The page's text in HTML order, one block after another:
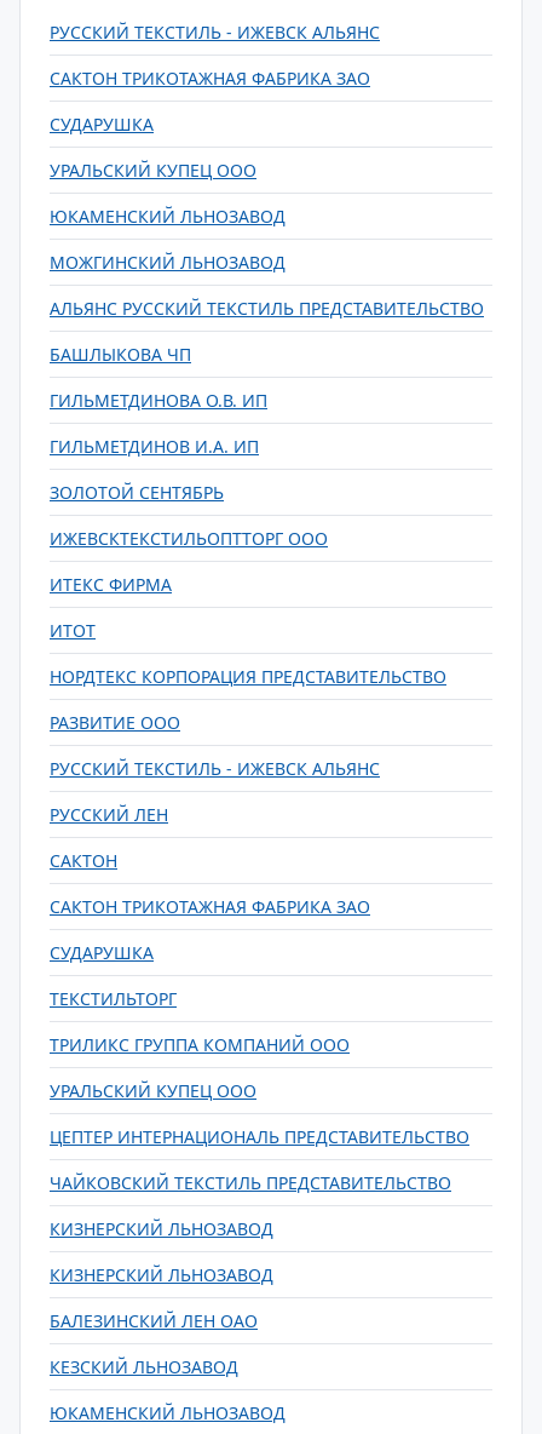
РУССКИЙ ТЕКСТИЛЬ - ИЖЕВСК АЛЬЯНС
САКТОН ТРИКОТАЖНАЯ ФАБРИКА ЗАО
СУДАРУШКА
УРАЛЬСКИЙ КУПЕЦ ООО
ЮКАМЕНСКИЙ ЛЬНОЗАВОД
МОЖГИНСКИЙ ЛЬНОЗАВОД
АЛЬЯНС РУССКИЙ ТЕКСТИЛЬ ПРЕДСТАВИТЕЛЬСТВО
БАШЛЫКОВА ЧП
ГИЛЬМЕТДИНОВА О.В. ИП
ГИЛЬМЕТДИНОВ И.А. ИП
ЗОЛОТОЙ СЕНТЯБРЬ
ИЖЕВСКТЕКСТИЛЬОПТТОРГ ООО
ИТЕКС ФИРМА
ИТОТ
НОРДТЕКС КОРПОРАЦИЯ ПРЕДСТАВИТЕЛЬСТВО
РАЗВИТИЕ ООО
РУССКИЙ ТЕКСТИЛЬ - ИЖЕВСК АЛЬЯНС
РУССКИЙ ЛЕН
САКТОН
САКТОН ТРИКОТАЖНАЯ ФАБРИКА ЗАО
СУДАРУШКА
ТЕКСТИЛЬТОРГ
ТРИЛИКС ГРУППА КОМПАНИЙ ООО
УРАЛЬСКИЙ КУПЕЦ ООО
ЦЕПТЕР ИНТЕРНАЦИОНАЛЬ ПРЕДСТАВИТЕЛЬСТВО
ЧАЙКОВСКИЙ ТЕКСТИЛЬ ПРЕДСТАВИТЕЛЬСТВО
КИЗНЕРСКИЙ ЛЬНОЗАВОД
КИЗНЕРСКИЙ ЛЬНОЗАВОД
БАЛЕЗИНСКИЙ ЛЕН ОАО
КЕЗСКИЙ ЛЬНОЗАВОД
ЮКАМЕНСКИЙ ЛЬНОЗАВОД